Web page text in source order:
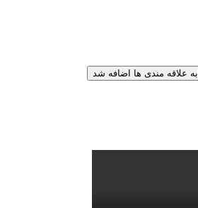
به علاقه مندی ها اضافه شد